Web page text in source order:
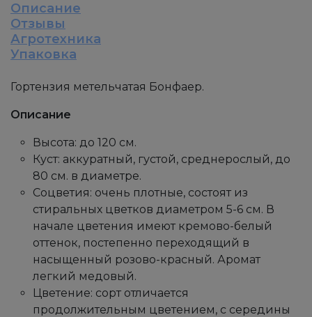
Описание
Отзывы
Агротехника
Упаковка
Гортензия метельчатая Бонфаер.
Описание
Высота: до 120 см.
Куст: аккуратный, густой, среднерослый, до
80 см. в диаметре.
Соцветия: очень плотные, состоят из
стиральных цветков диаметром 5-6 см. В
начале цветения имеют кремово-белый
оттенок, постепенно переходящий в
насыщенный розово-красный. Аромат
легкий медовый.
Цветение: сорт отличается
продолжительным цветением, с середины